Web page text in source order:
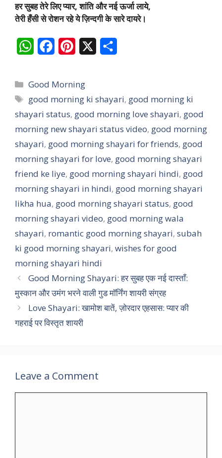
हर सुबह तेरे लिए प्यार, शांति और नई ऊर्जा लाये,
तेरी हँसी से रोशन रहे ये ज़िन्दगी के सारे दायरे।
W
t
s
A
p
p
c
e
b
o
o
k
t
e
r
e
s
r
e
Categories
Good Morning
Tags
good morning ki shayari, good morning ki
shayari status, good morning love shayari, good
morning new shayari status video, good morning
shayari, good morning shayari for friends, good
morning shayari for love, good morning shayari
friend ke liye, good morning shayari hindi, good
morning shayari in hindi, good morning shayari
likha hua, good morning shayari status, good
morning shayari video, good morning wala
shayari, romantic good morning shayari, subah
ki good morning shayari, wishes for good
morning shayari hindi
Good Morning Shayari: हर सुबह एक नई दास्ताँ:
मुस्कान और उमंग भरने वाली गुड मॉर्निंग शायरी संग्रह
Love Shayari: खामोश बातें, ज़ोरदार एहसास: प्यार की
गहराई पर विस्तृत शायरी
Leave a Comment